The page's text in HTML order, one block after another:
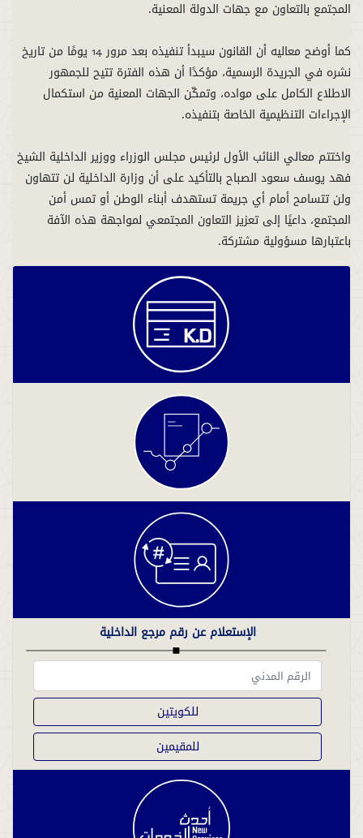
كما أوضح معاليه أن القانون سيبدأ تنفيذه بعد مرور 14 يومًا من تاريخ
نشره في الجريدة الرسمية، مؤكدًا أن هذه الفترة تتيح للجمهور
الاطلاع الكامل على مواده، وتمكّن الجهات المعنية من استكمال
واختتم معالي النائب الأول لرئيس مجلس الوزراء ووزير الداخلية الشيخ
فهد يوسف سعود الصباح بالتأكيد على أن وزارة الداخلية لن تتهاون
ولن تتسامح أمام أي جريمة تستهدف أبناء الوطن أو تمس أمن
المجتمع، داعيًا إلى تعزيز التعاون المجتمعي لمواجهة هذه الآفة
باعتبارها مسؤولية مشتركة.
الإستعلام عن رقم مرجع الداخلية
للكويتين
للمقيمين